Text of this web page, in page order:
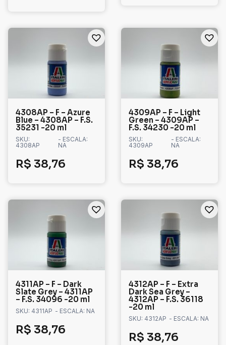
4308AP – F – Azure
Blue – 4308AP – F.S.
35231 -20 ml
SKU:
4308AP
- ESCALA:
NA
R$ 38,76
4309AP – F – Light
Green – 4309AP –
F.S. 34230 -20 ml
SKU:
4309AP
- ESCALA:
NA
R$ 38,76
4311AP – F – Dark
Slate Grey – 4311AP
– F.S. 34096 -20 ml
SKU: 4311AP - ESCALA: NA
R$ 38,76
4312AP – F – Extra
Dark Sea Grey –
4312AP – F.S. 36118
-20 ml
SKU: 4312AP - ESCALA: NA
R$ 38,76